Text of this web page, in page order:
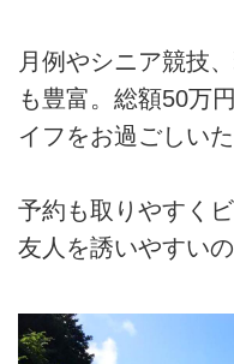
月例やシニア競技
も豊富。総額50万
イフをお過ごしいた
予約も取りやすく
友人を誘いやすいの